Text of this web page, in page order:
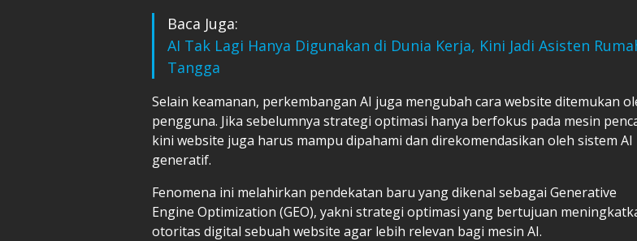
Baca Juga:
AI Tak Lagi Hanya Digunakan di Dunia Kerja, Kini Jadi Asisten
Tangga
Selain keamanan, perkembangan AI juga mengubah cara website ditemukan
pengguna. Jika sebelumnya strategi optimasi hanya berfokus pada mesin
kini website juga harus mampu dipahami dan direkomendasikan oleh sistem AI
generatif.
Fenomena ini melahirkan pendekatan baru yang dikenal sebagai Generative
Engine Optimization (GEO), yakni strategi optimasi yang bertujuan
otoritas digital sebuah website agar lebih relevan bagi mesin AI.